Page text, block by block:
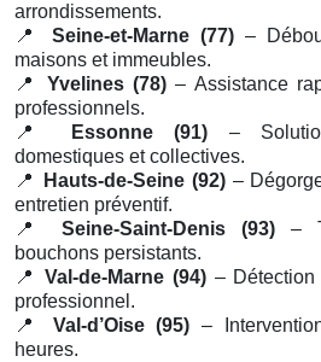
arrondissements.
📍
Seine-et-Marne (77)–
maisons et immeubles.
📍
Yvelines (78) – Assistance
professionnels.
📍
Essonne (91) –
domestiques et collectives.
📍
Hauts-de-Seine (92)–
entretien préventif.
📍
Seine-Saint-Denis (93)–
bouchons persistants.
📍
Val-de-Marne (94)– Détection
professionnel.
📍
Val-d’Oise (95) –
heures.